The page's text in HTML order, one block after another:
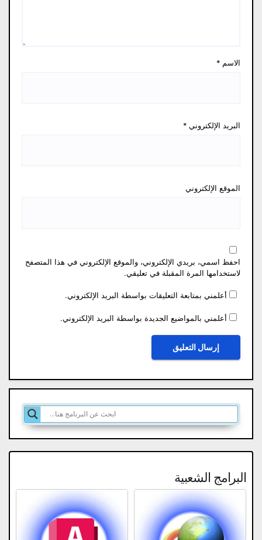
الاسم *
البريد الإلكتروني *
الموقع الإلكتروني
احفظ اسمي، بريدي الإلكتروني، والموقع الإلكتروني في هذا المتصفح
لاستخدامها المرة المقبلة في تعليقي.
أعلمني بمتابعة التعليقات بواسطة البريد الإلكتروني.
أعلمني بالمواضيع الجديدة بواسطة البريد الإلكتروني.
البرامج الشعبية